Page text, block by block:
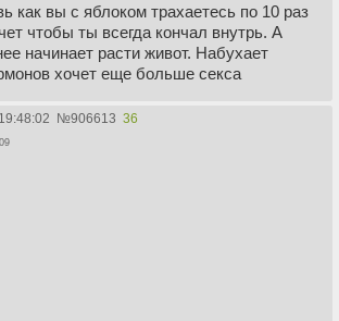
как вы с яблоком трахаетесь по 10 раз
чтобы ты всегда кончал внутрь. А
начинает расти живот. Набухает
хочет еще больше секса
№906613 36